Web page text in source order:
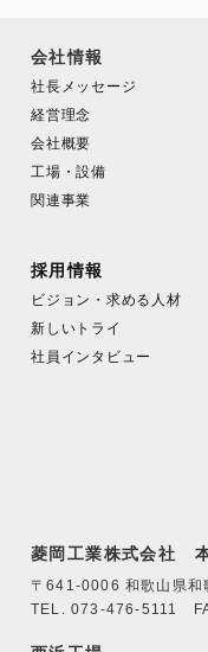
会社情報
社長メッセージ
経営理念
会社概要
工場・設備
関連事業
採用情報
ビジョン・求める人材
新しいトライ
社員インタビュー
菱岡工業株式会社
〒641-0006 和歌山県和
TEL. 073-476-5111